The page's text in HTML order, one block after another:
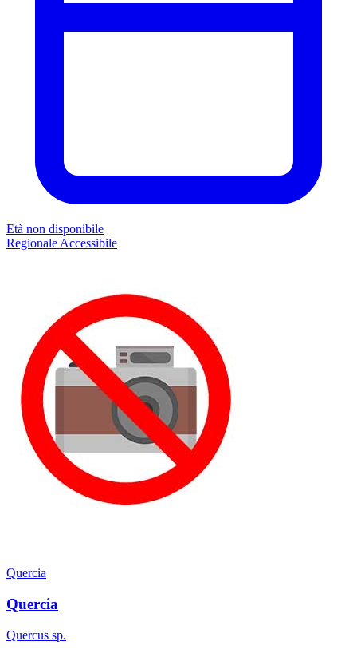
Età non disponibile
Regionale Accessibile
Quercia
Quercia
Quercus sp.